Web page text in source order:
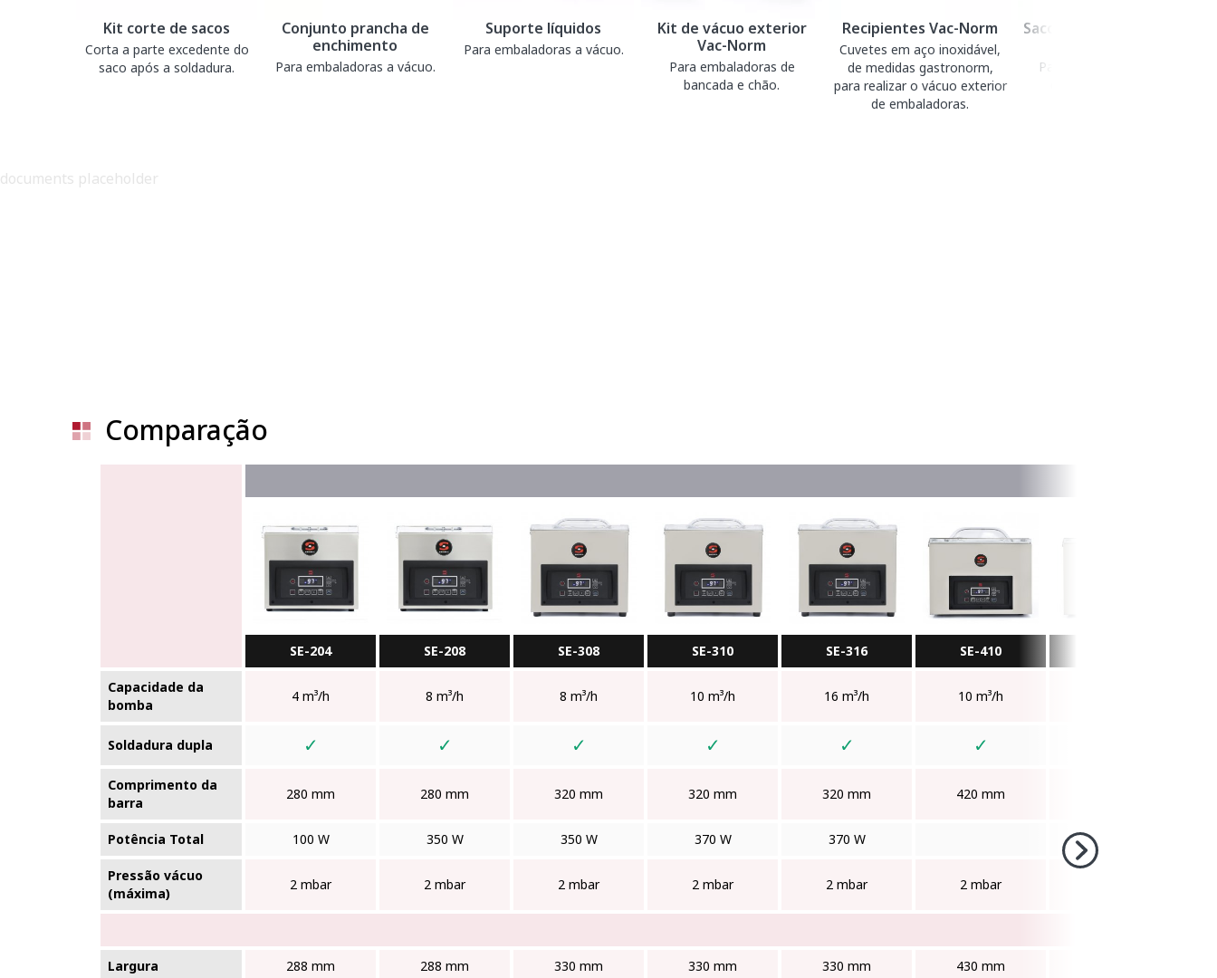
Kit corte de sacos
Corta a parte excedente do
saco após a soldadura.
Conjunto prancha de
enchimento
Para embaladoras a vácuo.
Suporte líquidos
Para embaladoras a vácuo.
Kit de vácuo exterior
Vac-Norm
Para embaladoras de
bancada e chão.
Recipientes Vac-Norm
Cuvetes em aço inoxidável,
de medidas gastronorm,
para realizar o vácuo exterior
de embaladoras.
Sacos lisos para embalar
Para embalar a vácuo e
documents placeholder
Comparação
SE-204 SE-208 SE-308 SE-310 SE-316 SE-410
Capacidade da
bomba
4 m³/h 8 m³/h 8 m³/h 10 m³/h 16 m³/h 10 m³/h
Soldadura dupla ✓ ✓ ✓ ✓ ✓ ✓
Comprimento da
barra
280 mm 280 mm 320 mm 320 mm 320 mm 420 mm
Potência Total 100 W 350 W 350 W 370 W 370 W 550 W
Pressão vácuo
(máxima)
2 mbar 2 mbar 2 mbar 2 mbar 2 mbar 2 mbar
Largura 288 mm 288 mm 330 mm 330 mm 330 mm 430 mm